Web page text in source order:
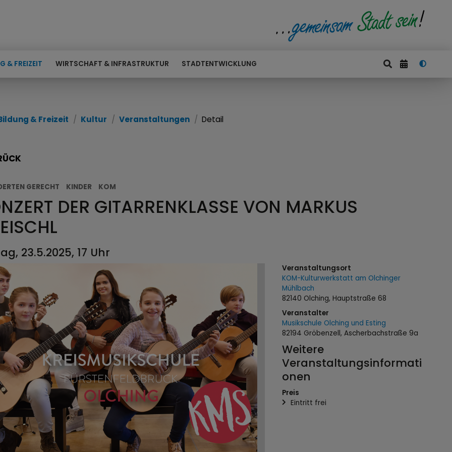
& FREIZEIT WIRTSCHAFT & INFRASTRUKTUR STADTENTWICKLUNG
& Freizeit Kultur Veranstaltungen Detail
GERECHT KINDER KOM
DER GITARRENKLASSE VON MARKUS
23.5.2025, 17 Uhr
Veranstaltungsort
KOM-Kulturwerkstatt am Olchinger
Mühlbach
82140 Olching, Hauptstraße 68
Veranstalter
Musikschule Olching und Esting
82194 Gröbenzell, Ascherbachstraße 9a
Weitere
Veranstaltungsinformati
onen
Preis
Eintritt frei